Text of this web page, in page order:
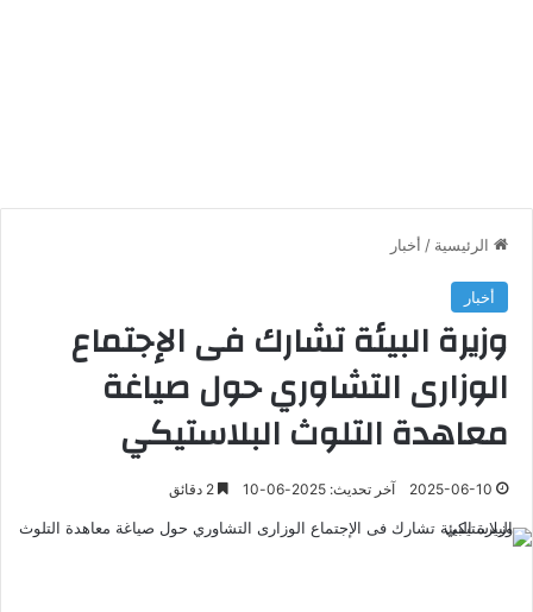
الرئيسية / أخبار
أخبار
وزيرة البيئة تشارك فى الإجتماع
الوزارى التشاوري حول صياغة
معاهدة التلوث البلاستيكي
2025-06-10 آخر تحديث: 2025-06-10